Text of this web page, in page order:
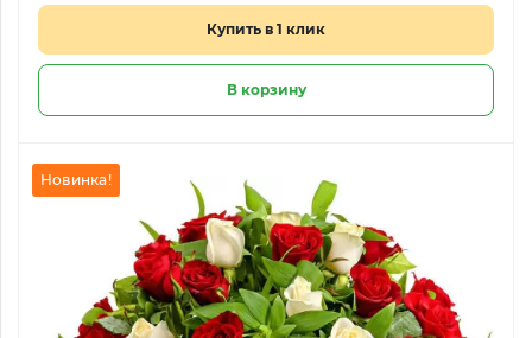
Купить в 1 клик
В корзину
Новинка!